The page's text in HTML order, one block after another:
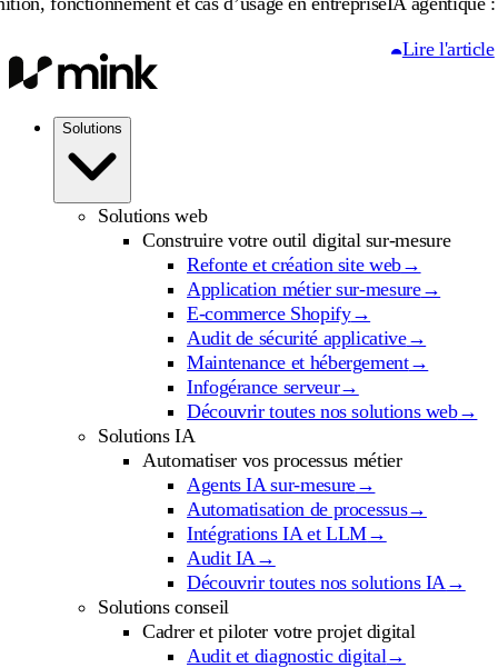
Solutions
Solutions web
Construire votre outil digital sur-mesure
Refonte et création site web→
Application métier sur-mesure→
E-commerce Shopify→
Audit de sécurité applicative→
Maintenance et hébergement→
Infogérance serveur→
Découvrir toutes nos solutions web→
Solutions IA
Automatiser vos processus métier
Agents IA sur-mesure→
Automatisation de processus→
Intégrations IA et LLM→
Audit IA→
Découvrir toutes nos solutions IA→
Solutions conseil
Cadrer et piloter votre projet digital
Audit et diagnostic digital→